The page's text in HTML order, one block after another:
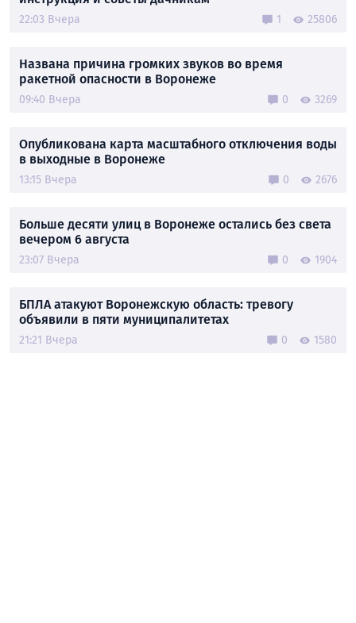
22:03 Вчера 1 25806
Названа причина громких звуков во время
ракетной опасности в Воронеже
09:40 Вчера 0 3269
Опубликована карта масштабного отключения воды
в выходные в Воронеже
13:15 Вчера 0 2676
Больше десяти улиц в Воронеже остались без света
вечером 6 августа
23:07 Вчера 0 1904
БПЛА атакуют Воронежскую область: тревогу
объявили в пяти муниципалитетах
21:21 Вчера 0 1580